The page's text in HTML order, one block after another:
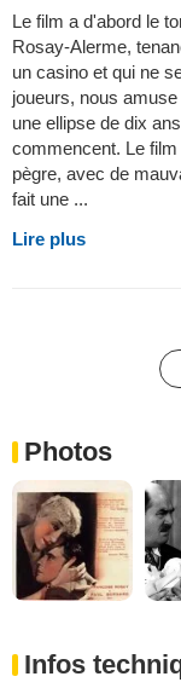
Le film a d'abord le
Rosay-Alerme,
un casino et qui ne
joueurs, nous
une ellipse de dix
commencent. Le
pègre, avec de
fait une ...
Lire plus
Photos
Infos